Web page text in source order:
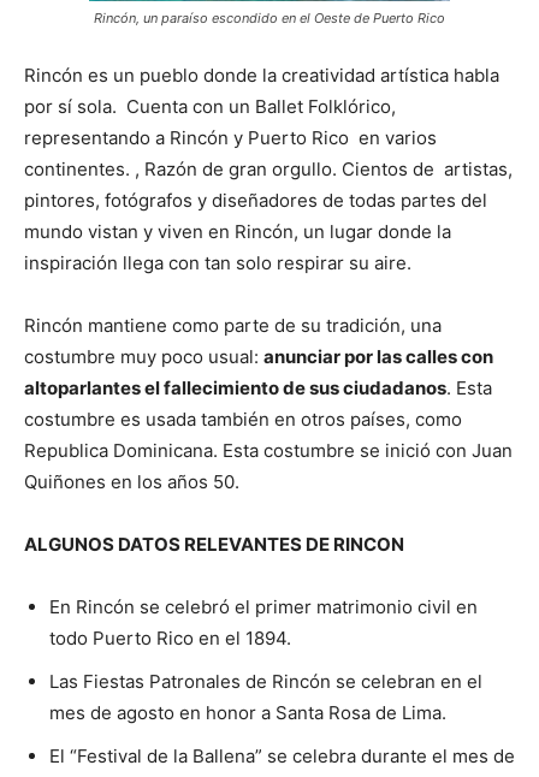
Rincón, un paraíso escondido en el Oeste de Puerto Rico
Rincón es un pueblo donde la creatividad artística habla
por sí sola. Cuenta con un Ballet Folklórico,
representando a Rincón y Puerto Rico en varios
continentes. , Razón de gran orgullo. Cientos de artistas,
pintores, fotógrafos y diseñadores de todas partes del
mundo vistan y viven en Rincón, un lugar donde la
inspiración llega con tan solo respirar su aire.
Rincón mantiene como parte de su tradición, una
costumbre muy poco usual: anunciar por las calles con
altoparlantes el fallecimiento de sus ciudadanos. Esta
costumbre es usada también en otros países, como
Republica Dominicana. Esta costumbre se inició con Juan
Quiñones en los años 50.
ALGUNOS DATOS RELEVANTES DE RINCON
En Rincón se celebró el primer matrimonio civil en
todo Puerto Rico en el 1894.
Las Fiestas Patronales de Rincón se celebran en el
mes de agosto en honor a Santa Rosa de Lima.
El “Festival de la Ballena” se celebra durante el mes de